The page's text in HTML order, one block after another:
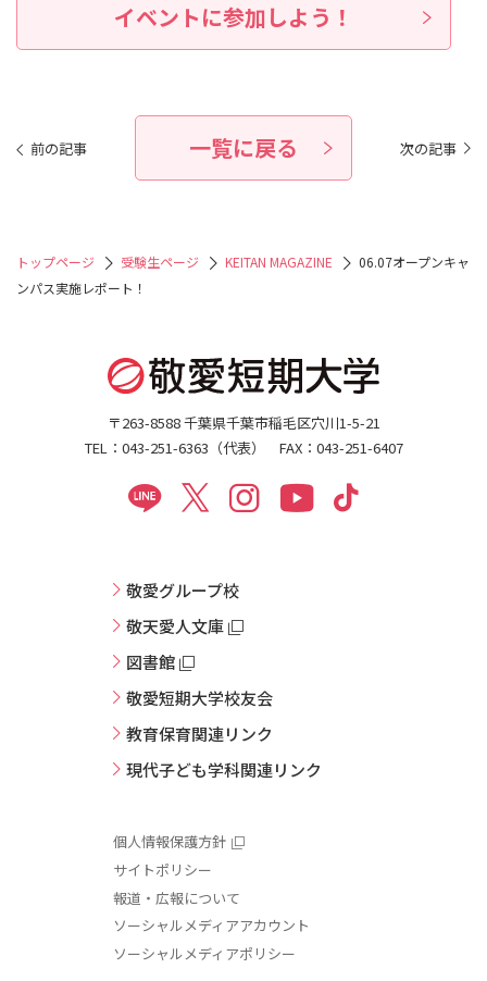
イベントに参加しよう！
前の記事 一覧に戻る 次の記事
トップページ 受験生ページ KEITAN MAGAZINE
06.07オープンキャ
ンパス実施レポート！
〒263-8588 千葉県千葉市稲毛区穴川1-5-21
TEL：043-251-6363（代表） FAX：043-251-6407
敬愛グループ校
敬天愛人文庫
図書館
敬愛短期大学校友会
教育保育関連リンク
現代子ども学科関連リンク
個人情報保護方針
サイトポリシー
報道・広報について
ソーシャルメディアアカウント
ソーシャルメディアポリシー